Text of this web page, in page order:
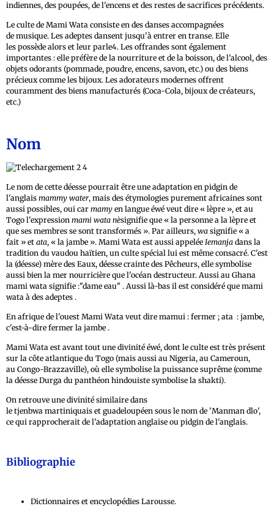
indiennes, des poupées, de l'encens et des restes de sacrifices précédents.
Le culte de Mami Wata consiste en des danses accompagnées
de musique. Les adeptes dansent jusqu'à entrer en transe. Elle
les possède alors et leur parle4. Les offrandes sont également
importantes : elle préfère de la nourriture et de la boisson, de l'alcool, des
objets odorants (pommade, poudre, encens, savon, etc.) ou des biens
précieux comme les bijoux. Les adorateurs modernes offrent
couramment des biens manufacturés (Coca-Cola, bijoux de créateurs,
etc.)
Nom
Le nom de cette déesse pourrait être une adaptation en pidgin de
l'anglais mammy water, mais des étymologies purement africaines sont
aussi possibles, oui car mamy en langue éwé veut dire « lèpre », et au
Togo l'expression mami wata nèsignifie que « la personne a la lèpre et
que ses membres se sont transformés ». Par ailleurs, wa signifie « a
fait » et ata, « la jambe ». Mami Wata est aussi appelée Iemanja dans la
tradition du vaudou haïtien, un culte spécial lui est même consacré. C'est
la (déesse) mère des Eaux, déesse crainte des Pêcheurs, elle symbolise
aussi bien la mer nourricière que l'océan destructeur. Aussi au Ghana
mami wata signifie :"dame eau" . Aussi là-bas il est considéré que mami
wata à des adeptes .
En afrique de l'ouest Mami Wata veut dire mamui : fermer ; ata : jambe,
c'est-à-dire fermer la jambe .
Mami Wata est avant tout une divinité éwé, dont le culte est très présent
sur la côte atlantique du Togo (mais aussi au Nigeria, au Cameroun,
au Congo-Brazzaville), où elle symbolise la puissance suprême (comme
la déesse Durga du panthéon hindouiste symbolise la shakti).
On retrouve une divinité similaire dans
le tjenbwa martiniquais et guadeloupéen sous le nom de 'Manman dlo',
ce qui rapprocherait de l'adaptation anglaise ou pidgin de l'anglais.
Bibliographie
Dictionnaires et encyclopédies Larousse.